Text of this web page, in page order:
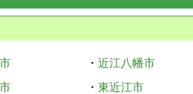
・ 近江八幡市
・ 東近江市